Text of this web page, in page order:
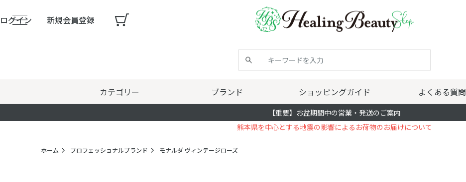
ログイン 新規会員登録
カテゴリー ブランド ショッピングガイド よくある質問
【重要】お盆期間中の営業・発送のご案内
熊本県を中心とする地震の影響によるお荷物のお届けについて
ホーム プロフェッショナルブランド モナルダ ヴィンテージローズ